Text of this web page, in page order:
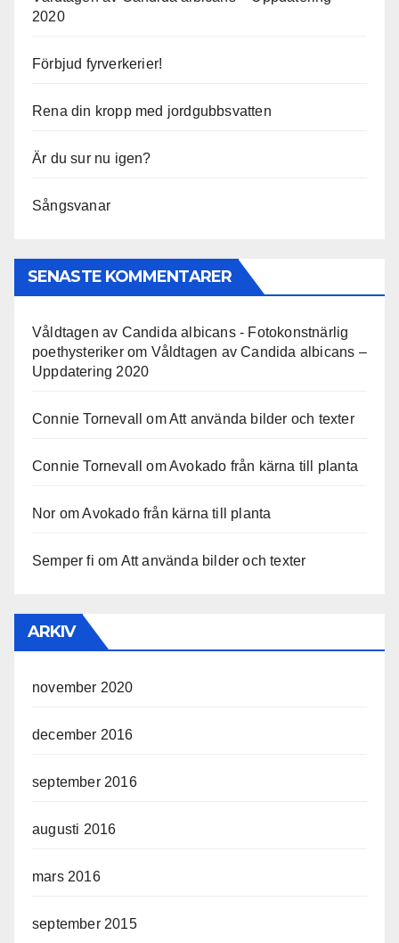
2020
Förbjud fyrverkerier!
Rena din kropp med jordgubbsvatten
Är du sur nu igen?
Sångsvanar
SENASTE KOMMENTARER
Våldtagen av Candida albicans - Fotokonstnärlig
poethysterikerom Våldtagen av Candida albicans –
Uppdatering 2020
Connie Tornevall omAtt använda bilder och texter
Connie Tornevall omAvokado från kärna till planta
Nor omAvokado från kärna till planta
Semper fi om Att använda bilder och texter
ARKIV
november 2020
december 2016
september 2016
augusti 2016
mars 2016
september 2015